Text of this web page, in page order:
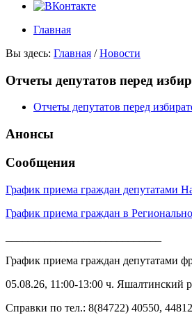
Главная
Вы здесь: Главная /Новости
Отчеты депутатов перед
Отчеты депутатов перед
Анонсы
Сообщения
График приема граждан депутатами
График приема граждан в
График приема граждан
05.08.26, 11:00-13:00 ч.
Справки по тел.: 8(84722) 40550,